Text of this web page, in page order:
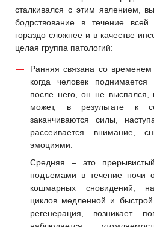
сталкивался с этим явлением,
бодрствование в течение
гораздо сложнее и в качестве
целая группа патологий:
Ранняя связана со временем
когда человек
после него, он не выспался,
может, в результате к
заканчиваются силы,
рассеивается внимание,
эмоциями.
Средняя – это
подъемами в течение ночи
кошмарных сновидений,
циклов медленной и
регенерация, возникает